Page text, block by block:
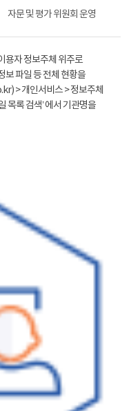
자문 및 평가 위원회 운영
용자 정보주체 위주로
보 파일 등 전체 현황을
> 개인서비스 > 정보주체
목록 검색’ 에서 기관명을